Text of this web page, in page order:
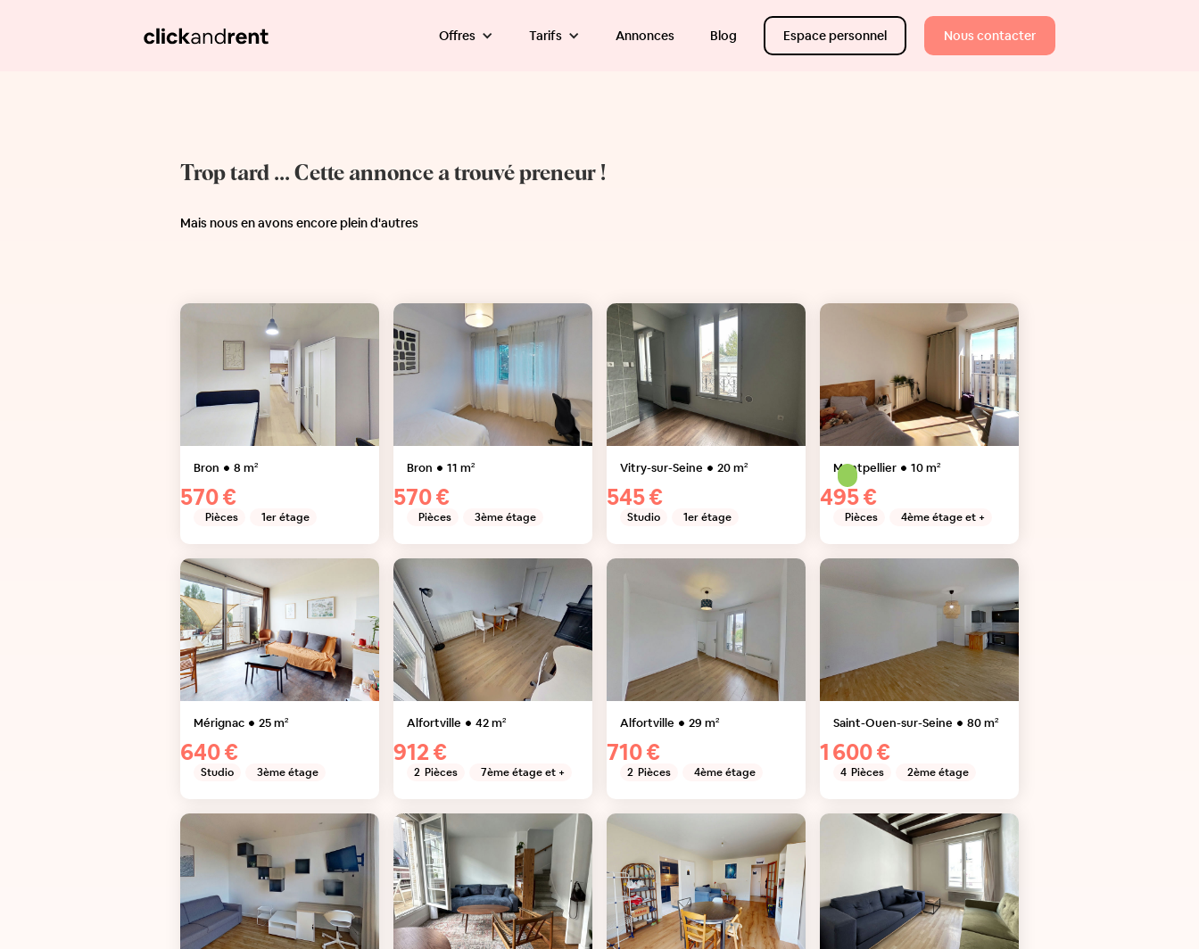
Offres Tarifs Annonces Blog Espace personnel Nous contacter
Trop tard ... Cette annonce a trouvé preneur !
Mais nous en avons encore plein d'autres
Bron 8 m²
570 €
Pièces 1er étage
Bron 11 m²
570 €
Pièces 3ème étage
Vitry-sur-Seine 20m²
545 €
Studio 1er étage
Montpellier 10m²
495 €
Pièces 4ème étage et +
Mérignac 25m²
640 €
Studio 3ème étage
Alfortville 42m²
912 €
2 Pièces 7ème étage et +
Alfortville 29 m²
710 €
2 Pièces 4ème étage
Saint-Ouen-sur-Seine 80m²
1 600 €
4 Pièces 2ème étage